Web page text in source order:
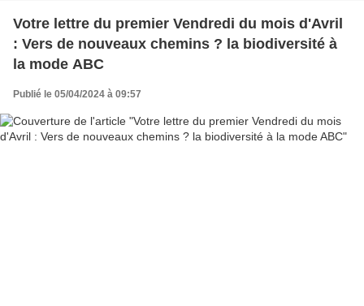
Votre lettre du premier Vendredi du mois d'Avril
: Vers de nouveaux chemins ? la biodiversité à
la mode ABC
Publié le 05/04/2024 à 09:57